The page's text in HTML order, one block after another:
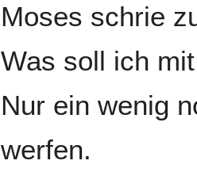
Moses schrie
Was soll ich
Nur ein wenig
werfen.